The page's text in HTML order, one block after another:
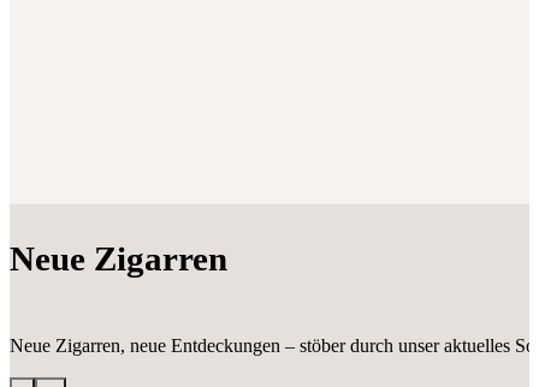
Neue Zigarren
Neue Zigarren, neue Entdeckungen – stöber durch unser aktuelles